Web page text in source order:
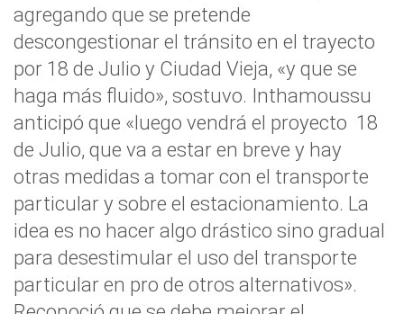
agregando que se pretende
descongestionar el tránsito en el trayecto
por 18 de Julio y Ciudad Vieja, «y que se
haga más fluido», sostuvo. Inthamoussu
anticipó que «luego vendrá el proyecto 18
de Julio, que va a estar en breve y hay
otras medidas a tomar con el transporte
particular y sobre el estacionamiento. La
idea es no hacer algo drástico sino gradual
para desestimular el uso del transporte
particular en pro de otros alternativos».